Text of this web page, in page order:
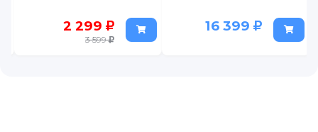
2 299
3 599
16 399